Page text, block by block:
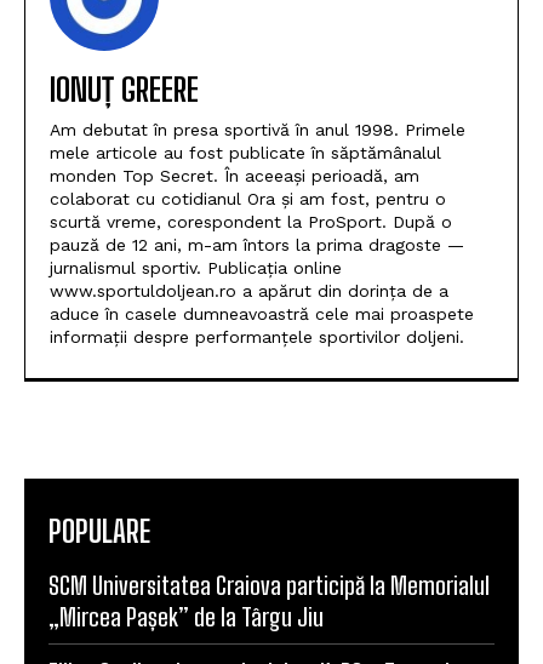
IONUȚ GREERE
mele articole au fost publicate în săptămânalul
monden Top Secret. În aceeași perioadă, am
colaborat cu cotidianul Ora și am fost, pentru o
scurtă vreme, corespondent la ProSport. După o
pauză de 12 ani, m-am întors la prima dragoste —
jurnalismul sportiv. Publicația online
www.sportuldoljean.ro a apărut din dorința de a
aduce în casele dumneavoastră cele mai proaspete
informații despre performanțele sportivilor doljeni.
SCM Universitatea Craiova participă la Memorialul
„Mircea Pașek” de la Târgu Jiu
Filipe Coelho, despre duelul cu KuPS: „Terenul
sintetic va fi o provocare pentru noi”